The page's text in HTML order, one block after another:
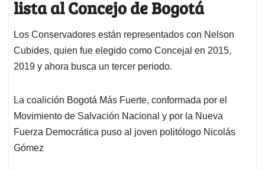
lista al Concejode Bogotá
Los Conservadores están representados con Nelson
Cubides, quien fue elegido como Concejal en 2015,
2019 y ahora busca un tercer periodo.
La coalición Bogotá Más Fuerte, conformada por el
Movimiento de Salvación Nacional y por la Nueva
Fuerza Democrática puso al joven politólogo Nicolás
Gómez